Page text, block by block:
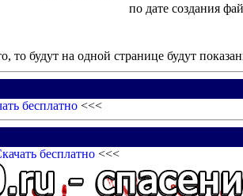
по дате создания
то будут на одной странице будут
бесплатно <<<
бесплатно <<<